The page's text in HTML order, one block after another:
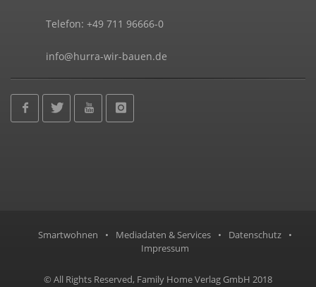
Telefon: +49 711 96666-0
info@hurra-wir-bauen.de
Smartwohnen • Mediadaten & Services • Datenschutz
•
Impressum
© All Rights Reserved, Family Home Verlag GmbH 2018